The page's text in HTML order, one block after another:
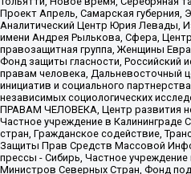
Проект Апрель, Самарская губерния,
Аналитический Центр Юрия Левады,
имени Андрея Рылькова, Сфера,
правозащитная группа, Женщины
Фонд защиты гласности, Российский
правам человека, Дальневосточный
инициатив и социального
независимых социологических
ПРАВАМ ЧЕЛОВЕКА, Центр развития
Частное учреждение в Калининграде
стран, Гражданское содействие,
Защиты Прав Средств Массовой
прессы - Сибирь, Частное
Министров Северных Стран, Фонд